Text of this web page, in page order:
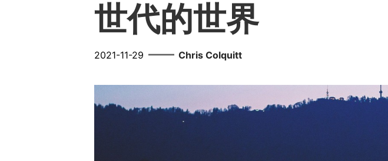
世代的世界
2021-11-29 —— Chris Colquitt